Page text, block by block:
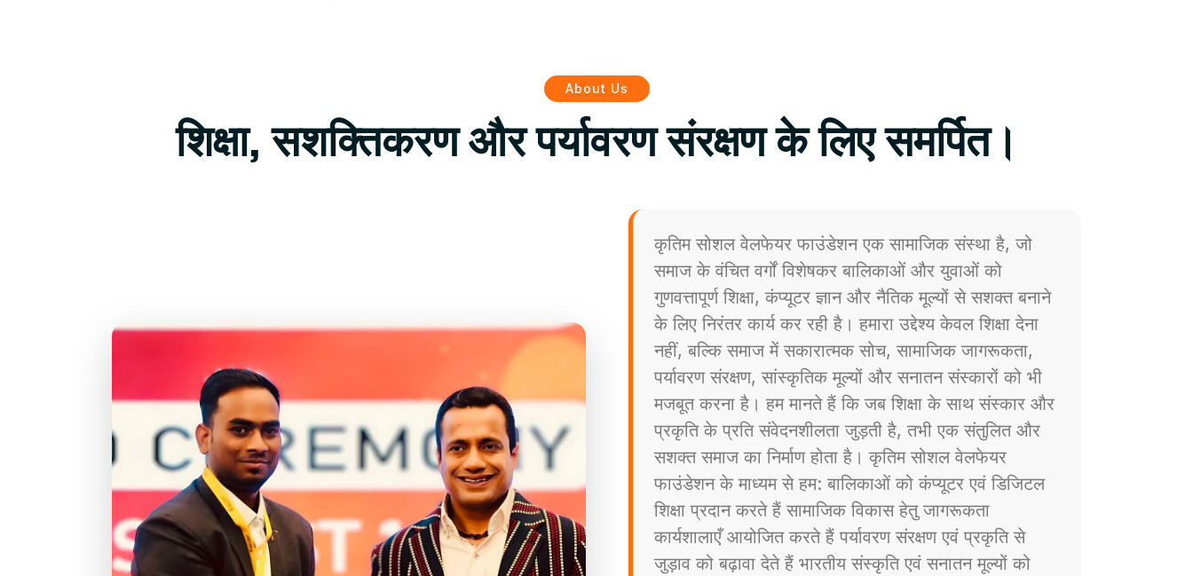
About Us
शिक्षा, सशक्तिकरण और पर्यावरण संरक्षण के लिए समर्पित।
कृतिम सोशल वेलफेयर फाउंडेशन एक सामाजिक संस्था है, जो
समाज के वंचित वर्गों विशेषकर बालिकाओं और युवाओं को
गुणवत्तापूर्ण शिक्षा, कंप्यूटर ज्ञान और नैतिक मूल्यों से सशक्त बनाने
के लिए निरंतर कार्य कर रही है। हमारा उद्देश्य केवल शिक्षा देना
नहीं, बल्कि समाज में सकारात्मक सोच, सामाजिक जागरूकता,
पर्यावरण संरक्षण, सांस्कृतिक मूल्यों और सनातन संस्कारों को भी
मजबूत करना है। हम मानते हैं कि जब शिक्षा के साथ संस्कार और
प्रकृति के प्रति संवेदनशीलता जुड़ती है, तभी एक संतुलित और
सशक्त समाज का निर्माण होता है। कृतिम सोशल वेलफेयर
फाउंडेशन के माध्यम से हम: बालिकाओं को कंप्यूटर एवं डिजिटल
शिक्षा प्रदान करते हैं सामाजिक विकास हेतु जागरूकता
कार्यशालाएँ आयोजित करते हैं पर्यावरण संरक्षण एवं प्रकृति से
जुड़ाव को बढ़ावा देते हैं भारतीय संस्कृति एवं सनातन मूल्यों को